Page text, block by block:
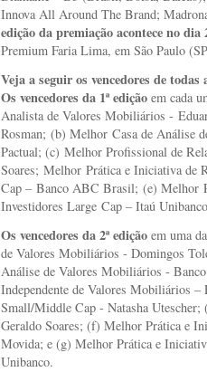
Innova All Around The Brand;
edição da premiação acontece no
Premium Faria Lima, em São Paulo
Veja a seguir os vencedores de todas
Os vencedores da 1ª edição em cada
Analista de Valores Mobiliários -
Rosman; (b) Melhor Casa de Análise
Pactual; (c) Melhor Profissional de
Soares; Melhor Prática e Iniciativa de
Cap – Banco ABC Brasil; (e) Melhor
Investidores Large Cap – Itaú
Os vencedores da 2ª edição em uma
de Valores Mobiliários - Domingos
Análise de Valores Mobiliários -
Independente de Valores Mobiliários
Small/Middle Cap - Natasha
Geraldo Soares; (f) Melhor Prática e
Movida; e (g) Melhor Prática e
Unibanco.